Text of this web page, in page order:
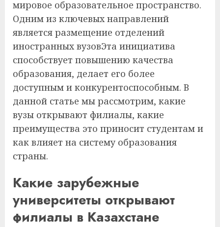
мировое образовательное пространство.
Одним из ключевых направлений
является размещение отделений
иностранных вузовЭта инициатива
способствует повышению качества
образования, делает его более
доступным и конкурентоспособным. В
данной статье мы рассмотрим, какие
вузы открывают филиалы, какие
преимущества это приносит студентам и
как влияет на систему образования
страны.
Какие зарубежные
университеты открывают
филиалы в Казахстане